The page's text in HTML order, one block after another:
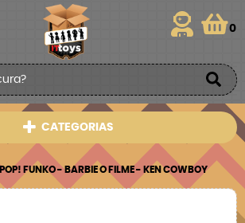
0
CATEGORIAS
POP! FUNKO - BARBIE O FILME - KEN COWBOY